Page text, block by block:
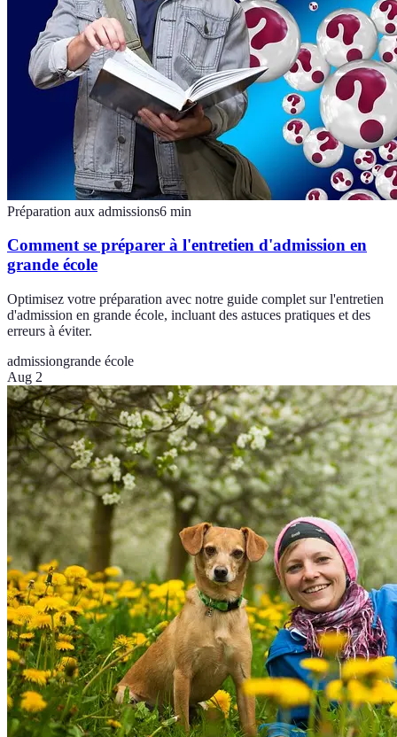
Préparation aux admissions6 min
Comment se préparer à l'entretien d'admission en
grande école
Optimisez votre préparation avec notre guide complet sur l'entretien
d'admission en grande école, incluant des astuces pratiques et des
erreurs à éviter.
admissiongrande école
Aug 2